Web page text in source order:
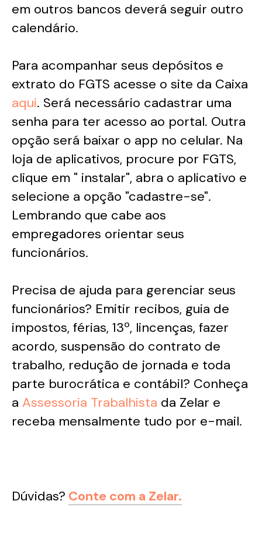
em outros bancos deverá seguir outro
calendário.
Para acompanhar seus depósitos e
extrato do FGTS acesse o site da Caixa
aqui. Será necessário cadastrar uma
senha para ter acesso ao portal. Outra
opção será baixar o app no celular. Na
loja de aplicativos, procure por FGTS,
clique em " instalar", abra o aplicativo e
selecione a opção "cadastre-se".
Lembrando que cabe aos
empregadores orientar seus
funcionários.
Precisa de ajuda para gerenciar seus
funcionários? Emitir recibos, guia de
impostos, férias, 13º, lincenças, fazer
acordo, suspensão do contrato de
trabalho, redução de jornada e toda
parte burocrática e contábil? Conheça
a Assessoria Trabalhista da Zelar e
receba mensalmente tudo por e-mail.
Dúvidas? Conte com a Zelar.